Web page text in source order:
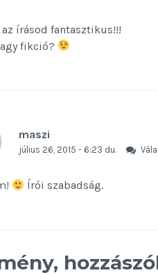
az írásod fantasztikus!!!
fikció?
maszi
július 26, 2015 - 6:23 du.
Írói szabadság.